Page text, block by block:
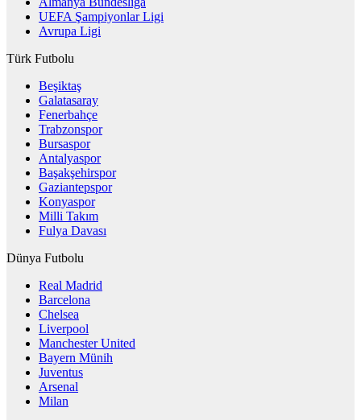
UEFA Şampiyonlar Ligi
Avrupa Ligi
Türk Futbolu
Beşiktaş
Galatasaray
Fenerbahçe
Trabzonspor
Bursaspor
Antalyaspor
Başakşehirspor
Gaziantepspor
Konyaspor
Milli Takım
Fulya Davası
Dünya Futbolu
Real Madrid
Barcelona
Chelsea
Liverpool
Manchester United
Bayern Münih
Juventus
Arsenal
Milan